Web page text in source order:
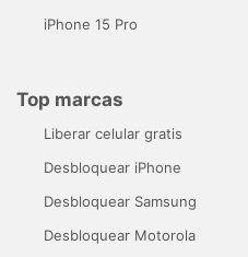
iPhone 15 Pro
Top marcas
Liberar celular gratis
Desbloquear iPhone
Desbloquear Samsung
Desbloquear Motorola